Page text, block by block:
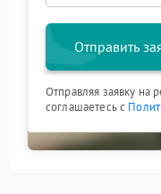
Отправить
Отправляя заявку на
соглашаетесь с